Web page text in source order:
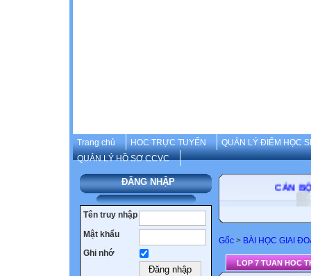
Trang chủ HOC TRỰC TUYẾN
QUẢN LÝ ĐIỂM HỌC
QUẢN LÝ HỒ SƠ CCVC
ĐĂNG NHẬP
Tên truy nhập
Mật khẩu
Ghi nhớ
CÁN BỘ-
Gốc > BÀI HỌC GIAI
LOP 7 TUAN HOC